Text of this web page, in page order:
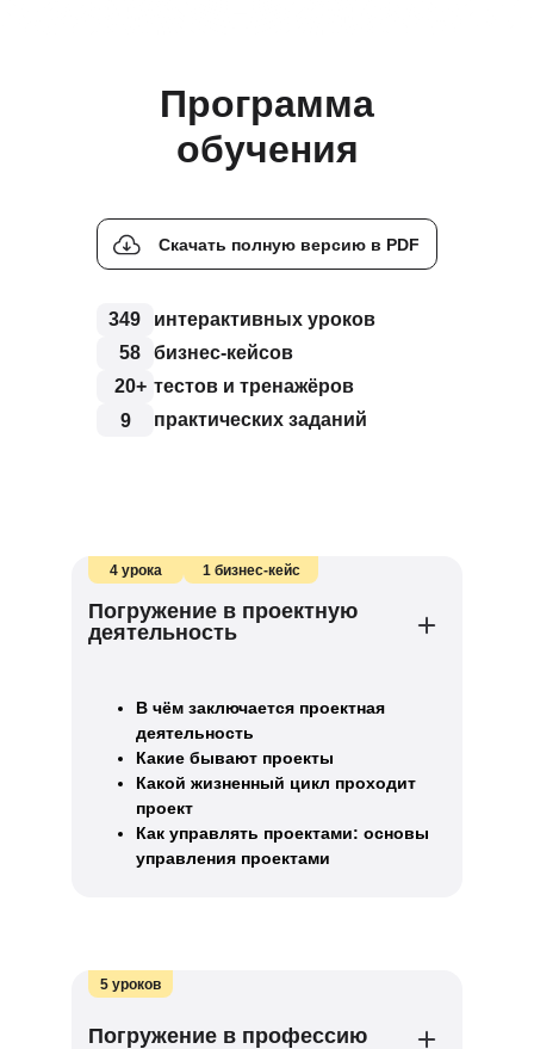
Программа
обучения
Скачать полную версию в PDF
349
интерактивных уроков
58
бизнес-кейсов
20+ тестов и тренажёров
9
практических заданий
4 урока 1 бизнес-кейс
Погружение в проектную
деятельность
В чём заключается проектная
деятельность
Какие бывают проекты
Какой жизненный цикл проходит
проект
Как управлять проектами: основы
управления проектами
5 уроков
Погружение в профессию